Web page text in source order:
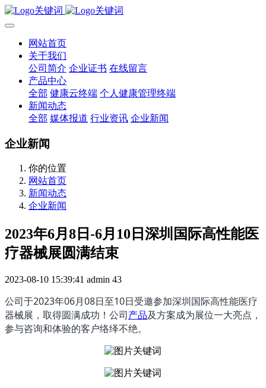
网站首页
关于我们
公司简介 企业证书 在线留言
产品中心
全部 健康云终端 个人健康管理终端
新闻动态
全部 媒体报道 行业资讯 企业新闻
企业新闻
你的位置
网站首页
新闻动态
企业新闻
2023年6月8日-6月10日深圳国际高性能医
疗器械展圆满结束
2023-08-10 15:39:41 admin 43
公司于2023年06月08日至10日受邀参加深圳国际高性能医疗
器械展，取得圆满成功！公司产品及方案成为展位一大亮点，
参与咨询和体验的客户络绎不绝。